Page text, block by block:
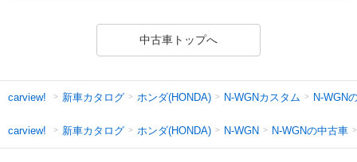
中古車トップへ
carview! 新車カタログ ホンダ(HONDA) N-WGNカスタム N-WGN
carview! 新車カタログ ホンダ(HONDA) N-WGN N-WGNの中古車